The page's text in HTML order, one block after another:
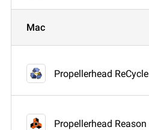
Mac
Propellerhead ReCycle
Propellerhead Reason